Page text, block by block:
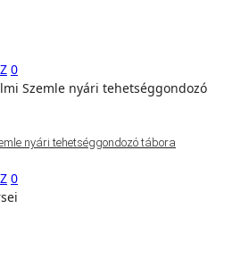
0
nyári tehetséggondozó tábora
0